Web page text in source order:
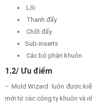
Lõi
Thanh đẩy
Chốt đẩy
Sub-inserts
Các bộ phận khuôn
1.2/ Ưu điểm
– Mold Wizard luôn được
mới từ các công ty khuôn và